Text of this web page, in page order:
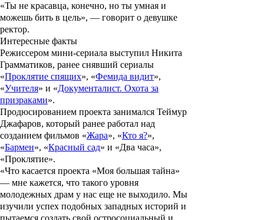
«Ты не красавца, конечно, но ты умная и
можешь бить в цель», — говорит о девушке
ректор.
Интересные факты
Режиссером мини-сериала выступил Никита
Грамматиков, ранее снявший сериалы
«Проклятие спящих», «Фемида видит»,
«Учителя» и «Документалист. Охота за
призраками».
Продюсированием проекта занимался Теймур
Джафаров, который ранее работал над
созданием фильмов «Жара», «Кто я?»,
«Бармен», «Красный сад» и «Два часа»,
«Проклятие».
«Что касается проекта «Моя большая тайна»
— мне кажется, что такого уровня
молодежных драм у нас еще не выходило. Мы
изучили успех подобных западных историй и